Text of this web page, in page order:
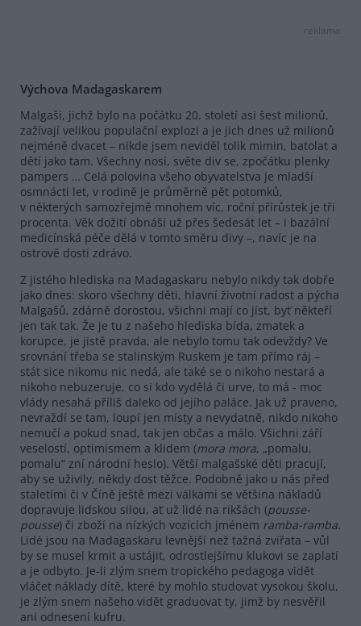
reklama
Výchova Madagaskarem
Malgaši, jichž bylo na počátku 20. století asi šest milionů,
zažívají velikou populační explozi a je jich dnes už milionů
nejméně dvacet – nikde jsem neviděl tolik mimin, batolat a
dětí jako tam. Všechny nosí, světe div se, zpočátku plenky
pampers … Celá polovina všeho obyvatelstva je mladší
osmnácti let, v rodině je průměrně pět potomků,
v některých samozřejmě mnohem víc, roční přírůstek je tři
procenta. Věk dožití obnáší už přes šedesát let – i bazální
medicínská péče dělá v tomto směru divy –, navíc je na
ostrově dosti zdrávo.
Z jistého hlediska na Madagaskaru nebylo nikdy tak dobře
jako dnes: skoro všechny děti, hlavní životní radost a pýcha
Malgašů, zdárně dorostou, všichni mají co jíst, byť někteří
jen tak tak. Že je tu z našeho hlediska bída, zmatek a
korupce, je jistě pravda, ale nebylo tomu tak odevždy? Ve
srovnání třeba se stalinským Ruskem je tam přímo ráj –
stát sice nikomu nic nedá, ale také se o nikoho nestará a
nikoho nebuzeruje, co si kdo vydělá či urve, to má - moc
vlády nesahá příliš daleko od jejího paláce. Jak už praveno,
nevraždí se tam, loupí jen místy a nevydatně, nikdo nikoho
nemučí a pokud snad, tak jen občas a málo. Všichni září
veselostí, optimismem a klidem (mora mora, „pomalu,
pomalu“ zní národní heslo). Větší malgašské děti pracují,
aby se uživily, někdy dost těžce. Podobně jako u nás před
staletími či v Číně ještě mezi válkami se většina nákladů
dopravuje lidskou silou, ať už lidé na rikšách (pousse-
pousse) či zboží na nízkých vozících jménem ramba-ramba.
Lidé jsou na Madagaskaru levnější než tažná zvířata – vůl
by se musel krmit a ustájit, odrostlejšímu klukovi se zaplatí
a je odbyto. Je-li zlým snem tropického pedagoga vidět
vláčet náklady dítě, které by mohlo studovat vysokou školu,
je zlým snem našeho vidět graduovat ty, jimž by nesvěřil
ani odnesení kufru.